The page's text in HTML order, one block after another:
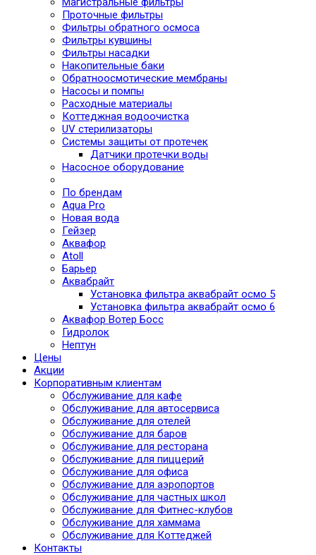
Проточные фильтры
Фильтры обратного осмоса
Фильтры кувшины
Фильтры насадки
Накопительные баки
Обратноосмотические мембраны
Насосы и помпы
Расходные материалы
Коттеджная водоочистка
UV стерилизаторы
Системы защиты от протечек
Датчики протечки воды
Насосное оборудование
По брендам
Aqua Pro
Новая вода
Гейзер
Аквафор
Atoll
Барьер
Аквабрайт
Установка фильтра аквабрайт осмо 5
Установка фильтра аквабрайт осмо 6
Аквафор Вотер Босс
Гидролок
Нептун
Цены
Акции
Корпоративным клиентам
Обслуживание для кафе
Обслуживание для автосервиса
Обслуживание для отелей
Обслуживание для баров
Обслуживание для ресторана
Обслуживание для пиццерий
Обслуживание для офиса
Обслуживание для аэропортов
Обслуживание для частных школ
Обслуживание для Фитнес-клубов
Обслуживание для хаммама
Обслуживание для Коттеджей
Контакты